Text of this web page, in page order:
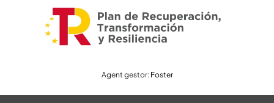
Agent gestor: Foster